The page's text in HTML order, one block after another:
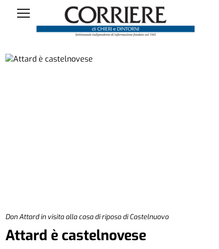
Don Attard in visita alla casa di riposo di Castelnuovo
Attard è castelnovese